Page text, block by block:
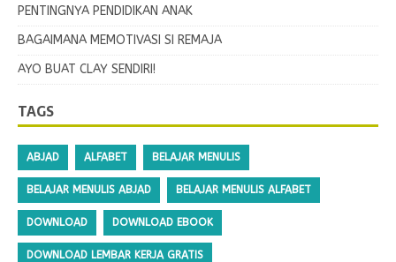
PENTINGNYA PENDIDIKAN ANAK
BAGAIMANA MEMOTIVASI SI REMAJA
AYO BUAT CLAY SENDIRI!
TAGS
ABJAD ALFABET BELAJAR MENULIS
BELAJAR MENULIS ABJAD BELAJAR MENULIS ALFABET
DOWNLOAD DOWNLOAD EBOOK
DOWNLOAD LEMBAR KERJA GRATIS